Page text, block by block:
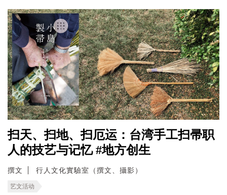
扫天、扫地、扫厄运：台湾手工扫帚职
人的技艺与记忆 #地方创生
撰文 行人文化實驗室（撰文、攝影）
艺文活动